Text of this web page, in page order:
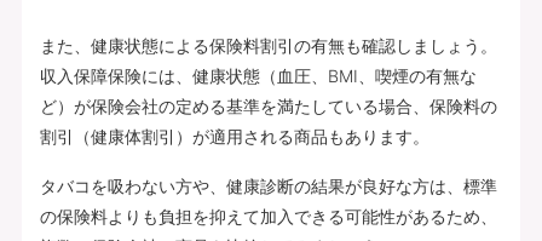
また、健康状態による保険料割引の有無も確認しましょう。
収入保障保険には、健康状態（血圧、BMI、喫煙の有無な
ど）が保険会社の定める基準を満たしている場合、保険料の
割引（健康体割引）が適用される商品もあります。
タバコを吸わない方や、健康診断の結果が良好な方は、標準
の保険料よりも負担を抑えて加入できる可能性があるため、